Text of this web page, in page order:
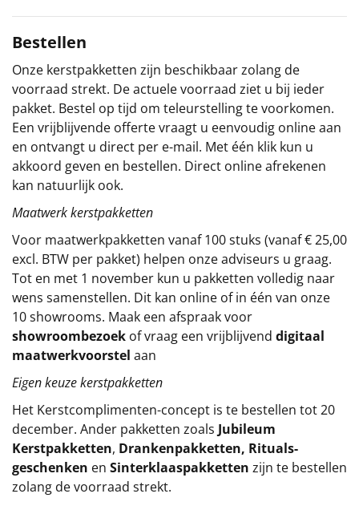
Sinterklaaspakketten
Particulier
Kerstgeschenken 2026
Relatiegeschenken
Cadeaubon
Per stuk
Alle overige
Bestellen
Onze kerstpakketten zijn beschikbaar zolang de
voorraad strekt. De actuele voorraad ziet u bij ieder
pakket. Bestel op tijd om teleurstelling te voorkomen.
Een vrijblijvende offerte vraagt u eenvoudig online aan
en ontvangt u direct per e-mail. Met één klik kun u
akkoord geven en bestellen. Direct online afrekenen
kan natuurlijk ook.
Maatwerk kerstpakketten
Voor maatwerkpakketten vanaf 100 stuks (vanaf € 25,00
excl. BTW per pakket) helpen onze adviseurs u graag.
Tot en met 1 november kun u pakketten volledig naar
wens samenstellen. Dit kan online of in één van onze
10 showrooms. Maak een afspraak voor
showroombezoek of vraag een vrijblijvend digitaal
maatwerkvoorstel aan
Eigen keuze kerstpakketten
Het Kerstcomplimenten-concept is te bestellen tot 20
december. Ander pakketten zoals Jubileum
Kerstpakketten, Drankenpakketten, Rituals-
geschenken en Sinterklaaspakketten zijn te bestellen
zolang de voorraad strekt.